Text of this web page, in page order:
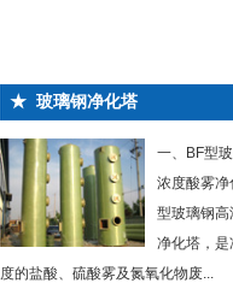
★ 玻璃钢净化塔
一、BF型
浓度酸雾净
型玻璃钢高
净化塔，是
度的盐酸、硫酸雾及氮氧化物废...